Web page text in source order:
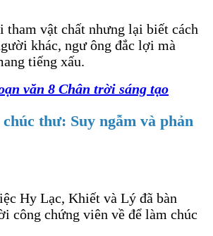
vật chất nhưng lại biết cách
khác, ngư ông đắc lợi mà
tiếng xấu.
văn 8 Chân trời sáng tạo
thư: Suy ngẫm và phản
Hy Lạc, Khiết và Lý đã bàn
công chứng viên về để làm chúc